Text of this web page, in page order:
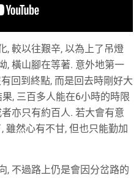
, 較以往艱辛, 以為上了吊燈
, 橫山腳在等著. 意外地第一
回到終點, 而是回去時剛好大
, 三百多人能在6小時的時限
亦只有約百人. 若大會有意
雖然心有不甘, 但也只能勤加
, 不過路上仍是會因分岔路的